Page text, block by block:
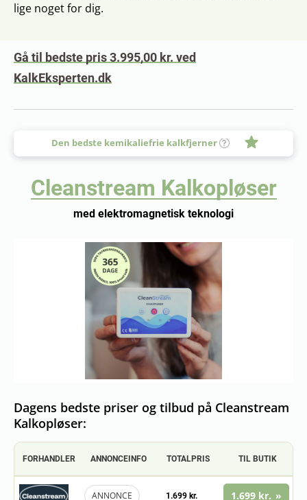
lige noget for dig.
Gå til bedste pris 3.995,00 kr. ved
KalkEksperten.dk
Den bedste kemikaliefrie kalkfjerner
Cleanstream Kalkopløser
med elektromagnetisk teknologi
Dagens bedste priser og tilbud på Cleanstream
Kalkopløser:
FORHANDLER ANNONCEINFO TOTALPRIS TIL BUTIK
ANNONCE 1.699 kr. 1.699 kr.